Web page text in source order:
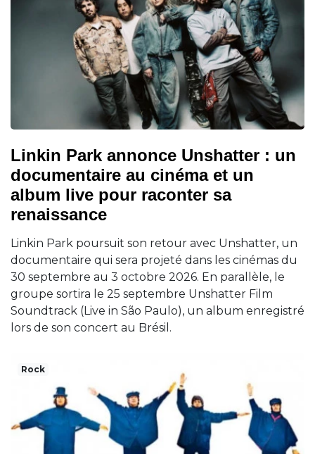
Linkin Park annonce Unshatter : un
documentaire au cinéma et un
album live pour raconter sa
renaissance
Linkin Park poursuit son retour avec Unshatter, un
documentaire qui sera projeté dans les cinémas du
30 septembre au 3 octobre 2026. En parallèle, le
groupe sortira le 25 septembre Unshatter Film
Soundtrack (Live in São Paulo), un album enregistré
lors de son concert au Brésil.
Rock